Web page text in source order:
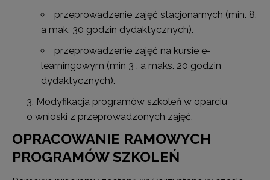
przeprowadzenie zajęć stacjonarnych (min. 8,
a mak. 30 godzin dydaktycznych).
przeprowadzenie zajęć na kursie e-
learningowym (min 3 , a maks. 20 godzin
dydaktycznych).
Modyfikacja programów szkoleń w oparciu
o wnioski z przeprowadzonych zajęć.
OPRACOWANIE RAMOWYCH
PROGRAMÓW SZKOLEŃ